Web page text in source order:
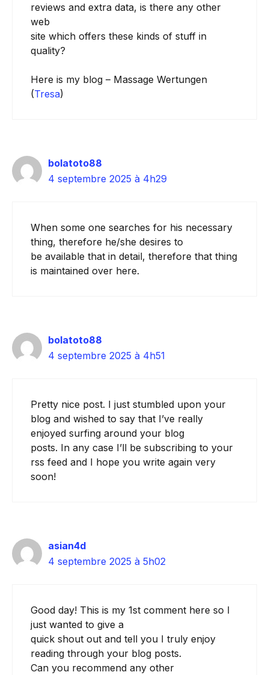
reviews and extra data, is there any other
web
site which offers these kinds of stuff in
quality?
Here is my blog – Massage Wertungen
(Tresa)
bolatoto88
4 septembre 2025 à 4h29
When some one searches for his necessary
thing, therefore he/she desires to
be available that in detail, therefore that thing
is maintained over here.
bolatoto88
4 septembre 2025 à 4h51
Pretty nice post. I just stumbled upon your
blog and wished to say that I’ve really
enjoyed surfing around your blog
posts. In any case I’ll be subscribing to your
rss feed and I hope you write again very
soon!
asian4d
4 septembre 2025 à 5h02
Good day! This is my 1st comment here so I
just wanted to give a
quick shout out and tell you I truly enjoy
reading through your blog posts.
Can you recommend any other